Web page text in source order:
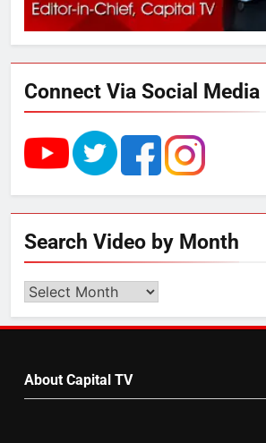
289 एकड़ भूमि पर
फ्री डेटा सेंटर,
रोजगार सृजन की
UP में ग्रामीण
डेयरी, कुटीर उद्योग
राम की नगरी
का स्वागत करेगा
बढ़ा पंचायतों का
Connect Via Social Media
Search Video by Month
Search
by
About Capital TV